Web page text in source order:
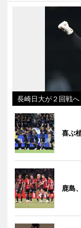
長崎日大が２回戦
喜ぶ
鹿島